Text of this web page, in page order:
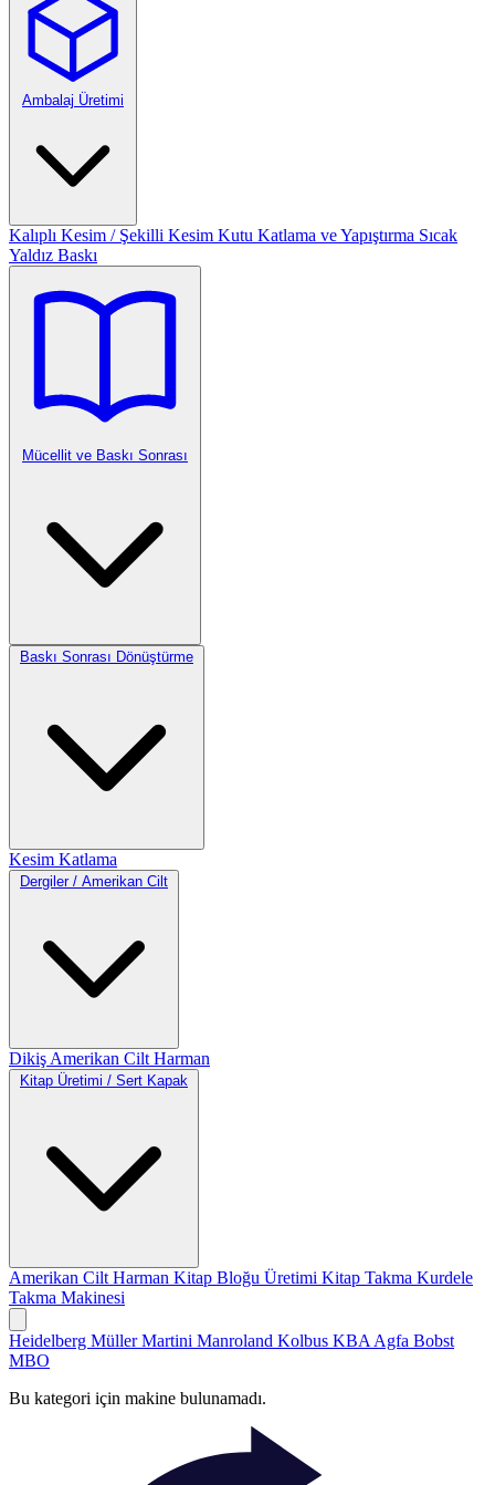
Ambalaj Üretimi
Kalıplı Kesim / Şekilli Kesim Kutu Katlama ve Yapıştırma Sıcak
Yaldız Baskı
Mücellit ve Baskı Sonrası
Baskı Sonrası Dönüştürme
Kesim Katlama
Dergiler / Amerikan Cilt
Dikiş Amerikan Cilt Harman
Kitap Üretimi / Sert Kapak
Amerikan Cilt Harman Kitap Bloğu Üretimi Kitap Takma Kurdele
Takma Makinesi
Heidelberg Müller Martini Manroland Kolbus KBA Agfa Bobst
MBO
Bu kategori için makine bulunamadı.